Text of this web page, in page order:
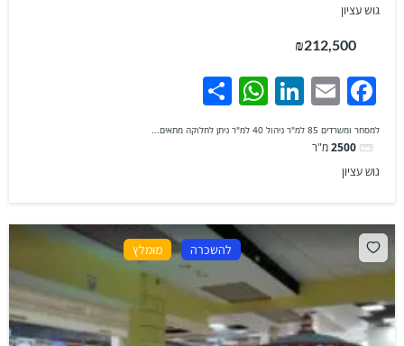
גוש עציון
₪212,500
Facebook
Email
LinkedIn
WhatsApp
Share
למסחר ומשרדים 85 למ"ר ניהול 40 למ"ר ניתן לחלוקה מתאים...
2500מ"ר
גוש עציון
להשכרה מומלץ